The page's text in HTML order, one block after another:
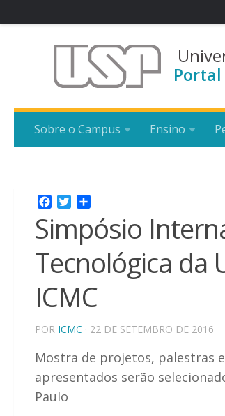
Portal
Sobre o Campus Ensino
Facebook
Twitter
Simpósio
Tecnológica da
ICMC
POR ICMC · 22 DE SETEMBRO DE 2016
Mostra de projetos, palestras
apresentados serão
Paulo